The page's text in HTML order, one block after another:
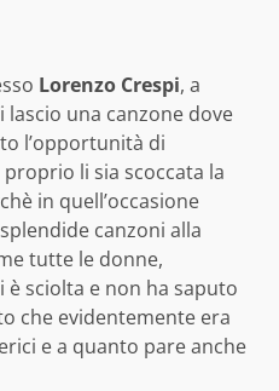
Lorenzo Crespi, a
lascio una canzone dove
l’opportunità di
li sia scoccata la
in quell’occasione
canzoni alla
tutte le donne,
è sciolta e non ha saputo
che evidentemente era
e a quanto pare anche